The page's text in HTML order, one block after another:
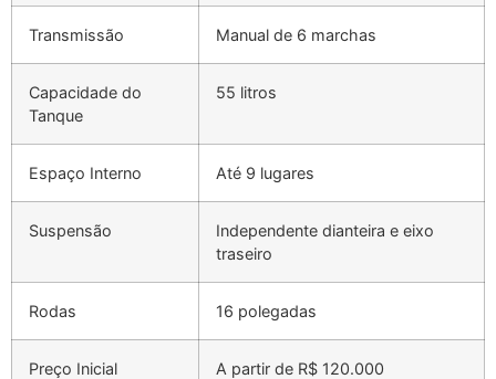
Transmissão Manual de 6 marchas
Capacidade do
Tanque
55 litros
Espaço Interno Até 9 lugares
Suspensão
Independente dianteira e eixo
traseiro
Rodas 16 polegadas
Preço Inicial A partir de R$ 120.000